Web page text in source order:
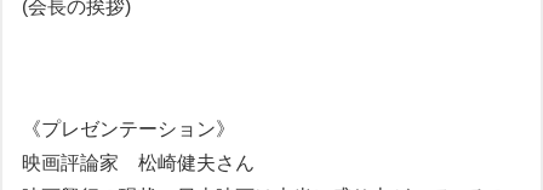
(会長の挨拶)
《プレゼンテーション》
映画評論家 松崎健夫さん